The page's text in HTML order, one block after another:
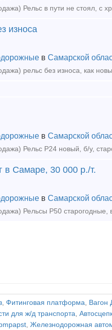
Рельс в пути не стоял, с
износа
в Самарской
рельс без износа, как
в Самарской
Рельс Р24 новый, б/у,
в Самаре, 30 000 р./т.
в Самарской
, Фитинговая платформа, Вагон
для ж/д транспорта,
, Железнодорожная